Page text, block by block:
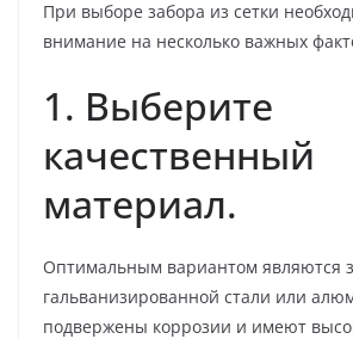
При выборе забора из сетки
внимание на несколько важных
1. Выберите
качественный
материал.
Оптимальным вариантом являются
гальванизированной стали или
подвержены коррозии и имеют